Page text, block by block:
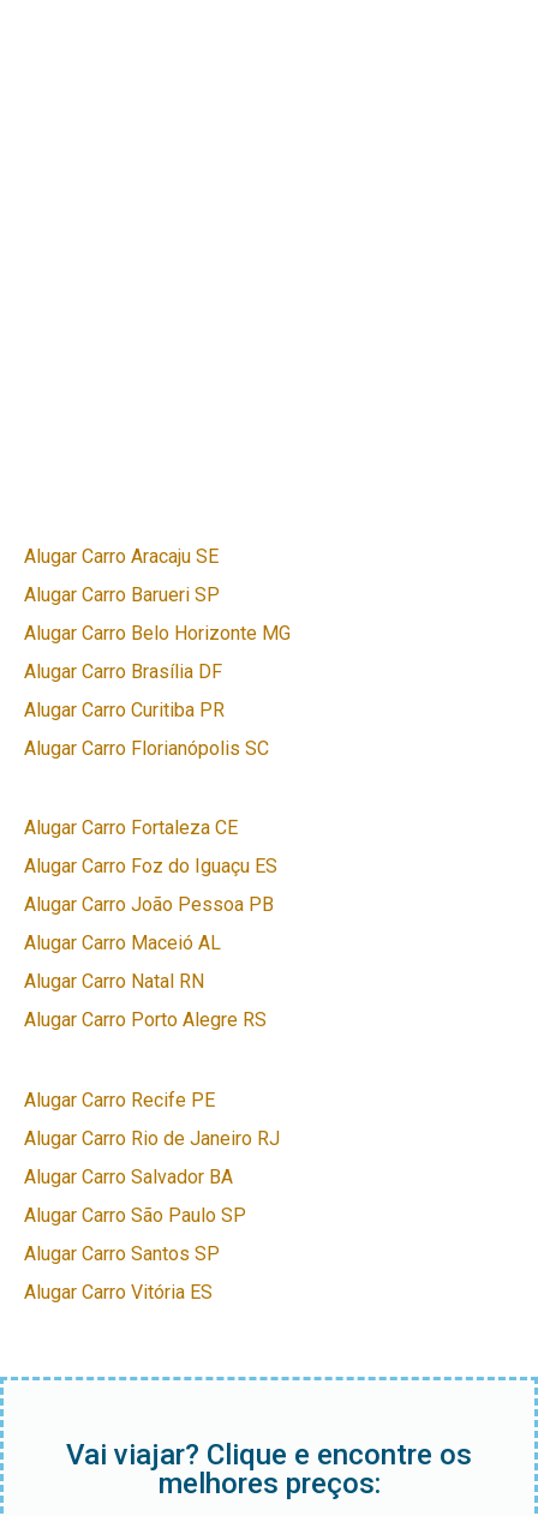
Alugar Carro Aracaju SE
Alugar Carro Barueri SP
Alugar Carro Belo Horizonte MG
Alugar Carro Brasília DF
Alugar Carro Curitiba PR
Alugar Carro Florianópolis SC
Alugar Carro Fortaleza CE
Alugar Carro Foz do Iguaçu ES
Alugar Carro João Pessoa PB
Alugar Carro Maceió AL
Alugar Carro Natal RN
Alugar Carro Porto Alegre RS
Alugar Carro Recife PE
Alugar Carro Rio de Janeiro RJ
Alugar Carro Salvador BA
Alugar Carro São Paulo SP
Alugar Carro Santos SP
Alugar Carro Vitória ES
Vai viajar? Clique e encontre os
melhores preços: